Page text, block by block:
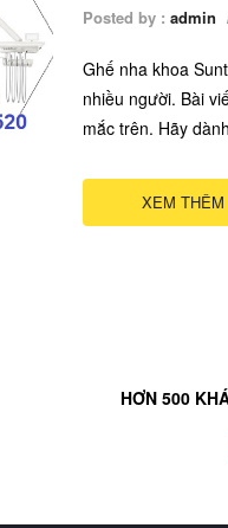
Posted by : admin
Ghế nha khoa
nhiều người. Bài
mắc trên. Hãy
XEM THÊM
HƠN 500